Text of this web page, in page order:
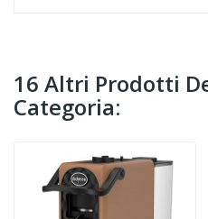
16 Altri Prodotti
Categoria: